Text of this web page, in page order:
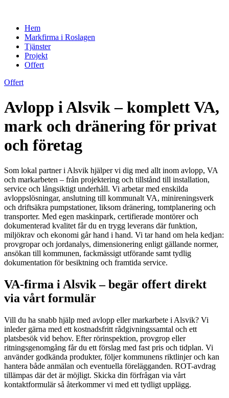
Hem
Markfirma i Roslagen
Tjänster
Projekt
Offert
Offert
Avlopp i Alsvik – komplett VA,
mark och dränering för privat
och företag
Som lokal partner i Alsvik hjälper vi dig med allt inom avlopp, VA
och markarbeten – från projektering och tillstånd till installation,
service och långsiktigt underhåll. Vi arbetar med enskilda
avloppslösningar, anslutning till kommunalt VA, minireningsverk
och driftsäkra pumpstationer, liksom dränering, tomtplanering och
transporter. Med egen maskinpark, certifierade montörer och
dokumenterad kvalitet får du en trygg leverans där funktion,
miljökrav och ekonomi går hand i hand. Vi tar hand om hela kedjan:
provgropar och jordanalys, dimensionering enligt gällande normer,
ansökan till kommunen, fackmässigt utförande samt tydlig
dokumentation för besiktning och framtida service.
VA-firma i Alsvik – begär offert direkt
via vårt formulär
Vill du ha snabb hjälp med avlopp eller markarbete i Alsvik? Vi
inleder gärna med ett kostnadsfritt rådgivningssamtal och ett
platsbesök vid behov. Efter rörinspektion, provgrop eller
ritningsgenomgång får du ett förslag med fast pris och tidplan. Vi
använder godkända produkter, följer kommunens riktlinjer och kan
hantera både anmälan och eventuella förelägganden. ROT-avdrag
tillämpas där det är möjligt. Skicka din förfrågan via vårt
kontaktformulär så återkommer vi med ett tydligt upplägg.